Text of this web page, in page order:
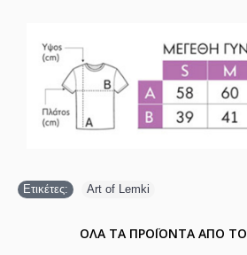
Ετικέτες: Art of Lemki
ΟΛΑ ΤΑ ΠΡΟΪΟΝΤΑ ΑΠΟ ΤΟ